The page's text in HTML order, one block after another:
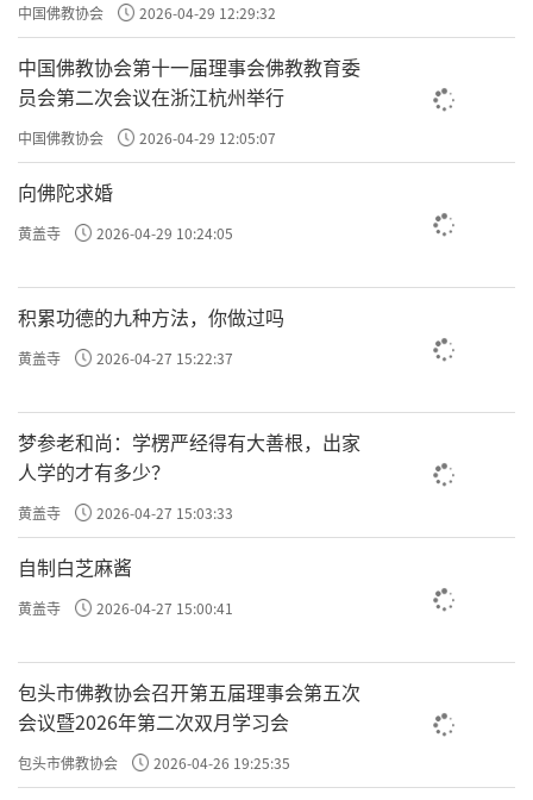
所以说，
要能够更为关注心灵因果，
因为心念决定习惯，
习惯决定性格，
性格决定命运。
责任编辑：勉淳
中国佛教协会 2026-04-29 12:29:32
中国佛教协会第十一届理事会佛教教育委
员会第二次会议在浙江杭州举行
中国佛教协会 2026-04-29 12:05:07
向佛陀求婚
黄盖寺 2026-04-29 10:24:05
积累功德的九种方法，你做过吗
黄盖寺 2026-04-27 15:22:37
梦参老和尚：学楞严经得有大善根，出家
人学的才有多少？
黄盖寺 2026-04-27 15:03:33
自制白芝麻酱
黄盖寺 2026-04-27 15:00:41
包头市佛教协会召开第五届理事会第五次
会议暨2026年第二次双月学习会
包头市佛教协会 2026-04-26 19:25:35